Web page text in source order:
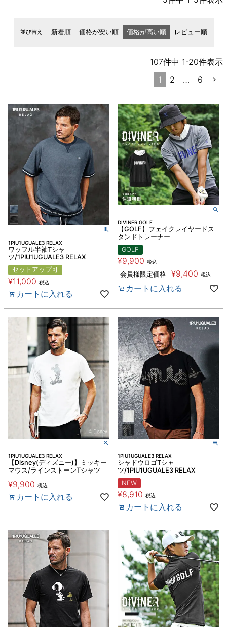
並び替え 新着順 価格が安い順 価格が高い順 レビュー順
107件中 1-20件表示
1
2 … 6
1PIU1UGUALE3 RELAX
ワッフル半袖Tシャ
ツ/1PIU1UGUALE3 RELAX
セットアップ可
¥11,000 税込
カートに入れる
DIVINER GOLF
【GOLF】フェイクレイヤードス
タンドトレーナー
GOLF
¥9,900 税込
会員様限定価格 ¥9,400 税込
カートに入れる
1PIU1UGUALE3 RELAX
【Disney(ディズニー)】ミッキー
マウス/ラインストーンTシャツ
¥9,900 税込
カートに入れる
1PIU1UGUALE3 RELAX
シャドウロゴTシャ
ツ/1PIU1UGUALE3 RELAX
NEW
¥8,910 税込
カートに入れる